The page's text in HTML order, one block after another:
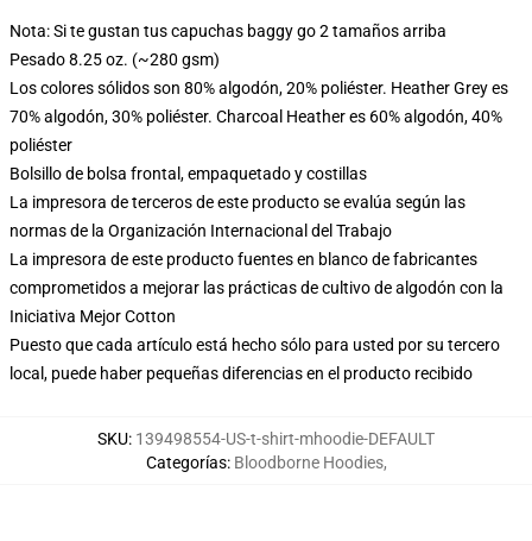
Nota: Si te gustan tus capuchas baggy go 2 tamaños arriba
Pesado 8.25 oz. (~280 gsm)
Los colores sólidos son 80% algodón, 20% poliéster. Heather Grey es
70% algodón, 30% poliéster. Charcoal Heather es 60% algodón, 40%
poliéster
Bolsillo de bolsa frontal, empaquetado y costillas
La impresora de terceros de este producto se evalúa según las
normas de la Organización Internacional del Trabajo
La impresora de este producto fuentes en blanco de fabricantes
comprometidos a mejorar las prácticas de cultivo de algodón con la
Iniciativa Mejor Cotton
Puesto que cada artículo está hecho sólo para usted por su tercero
local, puede haber pequeñas diferencias en el producto recibido
SKU: 139498554-US-t-shirt-mhoodie-DEFAULT
Categorías: Bloodborne Hoodies,